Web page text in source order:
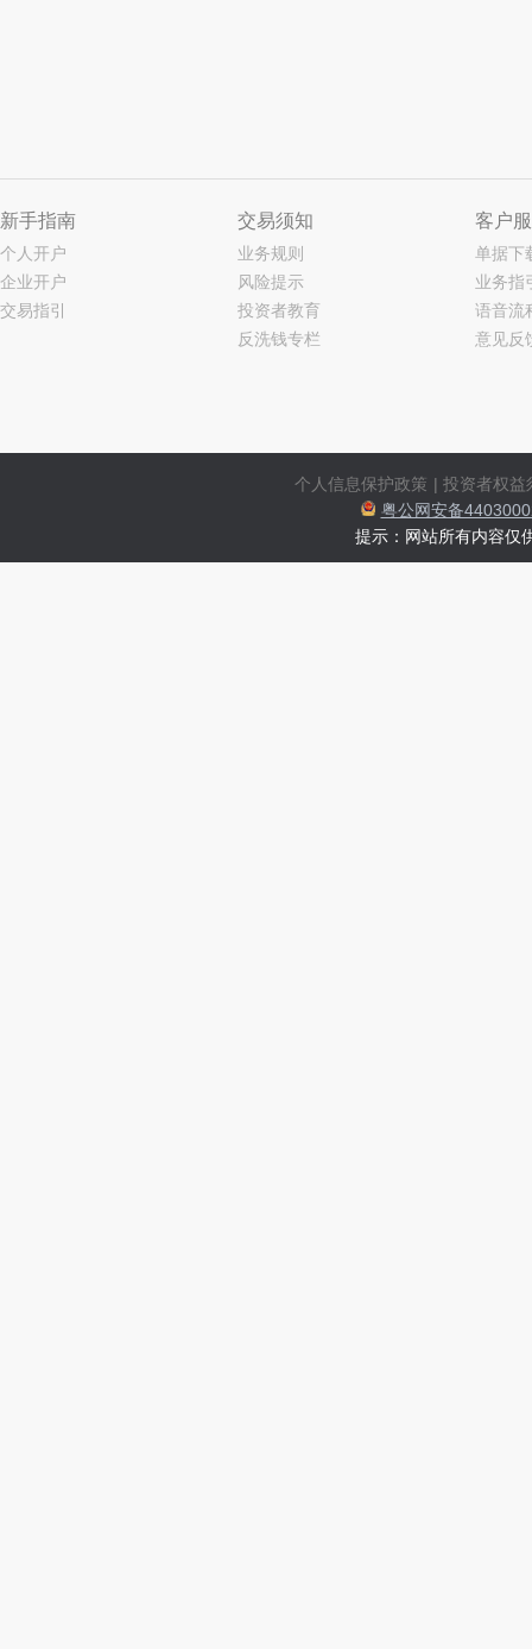
新手指南
个人开户
企业开户
交易指引
交易须知
业务规则
风险提示
投资者教育
反洗钱专栏
客户
单据下
业务指
语音流
意见反
个人信息保护政策 | 投资者权益
粤公网安备
提示：网站所有内容仅